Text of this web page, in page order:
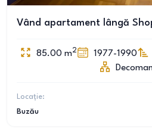
Vând apartament lângă
85.00 m2 1977-1990
Locație:
Buzău